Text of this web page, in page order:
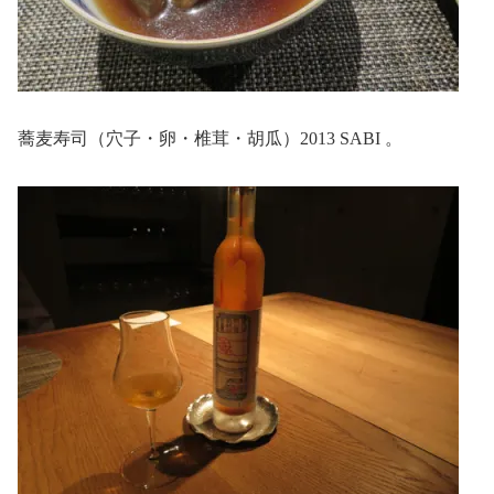
蕎麦寿司（穴子・卵・椎茸・胡瓜）2013 SABI 。